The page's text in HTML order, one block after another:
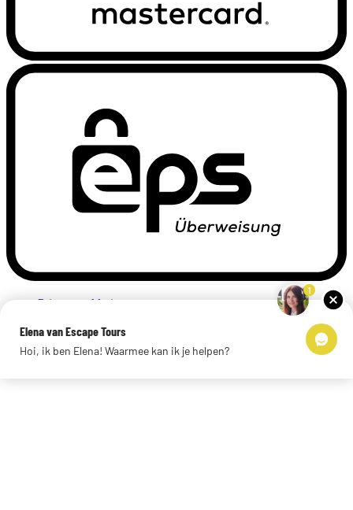
Privacyverklaring
Links
© 2026 Escape Tours
1
Elena van Escape Tours
Hoi, ik ben Elena! Waarmee kan ik je helpen?